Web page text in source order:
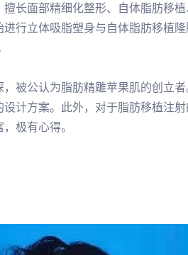
长面部精细化整形、自体脂肪移
行立体吸脂塑身与自体脂肪移植
被公认为脂肪精雕苹果肌的创立
计方案。此外，对于脂肪移植注
极有心得。